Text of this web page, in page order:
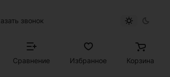
звонок
Сравнение Избранное Корзина